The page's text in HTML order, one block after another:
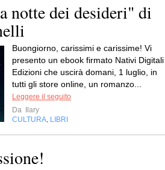
notte dei desideri" di
Buongiorno, carissimi e carissime! Vi
presento un ebook firmato Nativi Digitali
Edizioni che uscirà domani, 1 luglio, in
tutti gli store online, un romanzo...
Leggere il seguito
Da
Ilary
CULTURA, LIBRI